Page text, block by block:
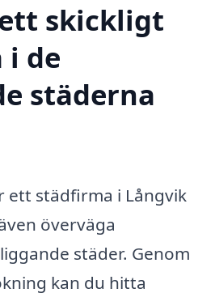
skickligt
de
städerna
ett städfirma i Långvik
överväga
städer. Genom
kan du hitta